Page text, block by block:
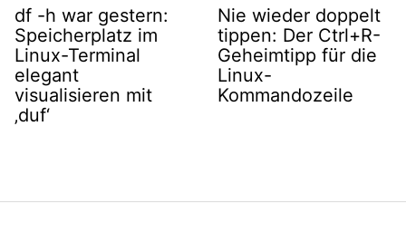
df -h war gestern:
Speicherplatz im
Linux-Terminal
elegant
visualisieren mit
‚duf‘
Nie wieder doppelt
tippen: Der Ctrl+R-
Geheimtipp für die
Linux-
Kommandozeile